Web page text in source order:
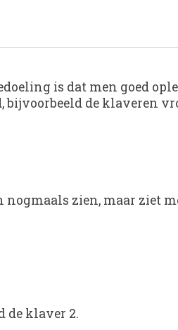
is dat men goed
bijvoorbeeld de klaveren
nogmaals zien, maar ziet
de klaver 2.